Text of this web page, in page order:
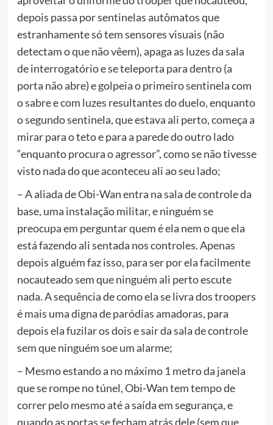
depois passa por sentinelas autômatos que
estranhamente só tem sensores visuais (não
detectam o que não vêem), apaga as luzes da sala
de interrogatório e se teleporta para dentro (a
porta não abre) e golpeia o primeiro sentinela com
o sabre e com luzes resultantes do duelo, enquanto
o segundo sentinela, que estava ali perto, começa a
mirar para o teto e para a parede do outro lado
“enquanto procura o agressor”, como se não tivesse
visto nada do que aconteceu ali ao seu lado;
– A aliada de Obi-Wan entra na sala de controle da
base, uma instalação militar, e ninguém se
preocupa em perguntar quem é ela nem o que ela
está fazendo ali sentada nos controles. Apenas
depois alguém faz isso, para ser por ela facilmente
nocauteado sem que ninguém ali perto escute
nada. A sequência de como ela se livra dos troopers
é mais uma digna de paródias amadoras, para
depois ela fuzilar os dois e sair da sala de controle
sem que ninguém soe um alarme;
– Mesmo estando a no máximo 1 metro da janela
que se rompe no túnel, Obi-Wan tem tempo de
correr pelo mesmo até a saída em segurança, e
quando as portas se fecham atrás dele (sem que